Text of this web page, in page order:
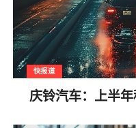
快报道
庆铃汽车：上半